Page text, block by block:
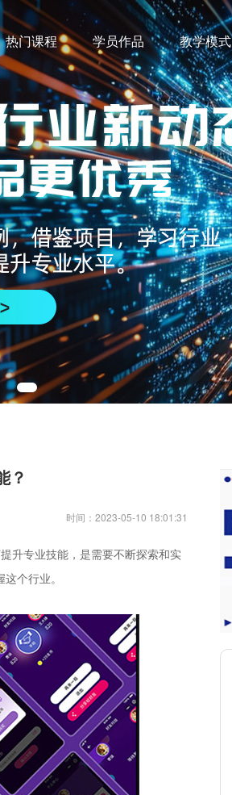
热门课程 学员作品 教学模式
？
时间：2023-05-10 18:01:31
升专业技能，是需要不断探索和实
个行业。